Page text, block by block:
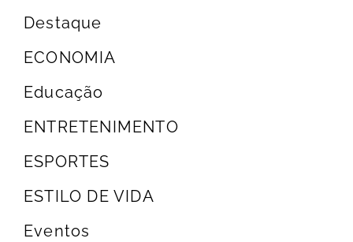
Destaque
ECONOMIA
Educação
ENTRETENIMENTO
ESPORTES
ESTILO DE VIDA
Eventos